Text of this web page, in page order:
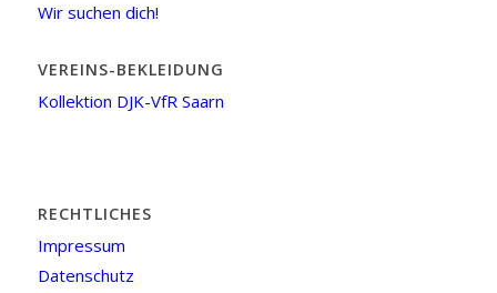
Wir suchen dich!
VEREINS-BEKLEIDUNG
Kollektion DJK-VfR Saarn
RECHTLICHES
Impressum
Datenschutz